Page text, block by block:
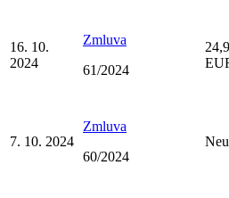
16. 10.
2024
Zmluva
61/2024
7. 10. 2024
Zmluva
60/2024